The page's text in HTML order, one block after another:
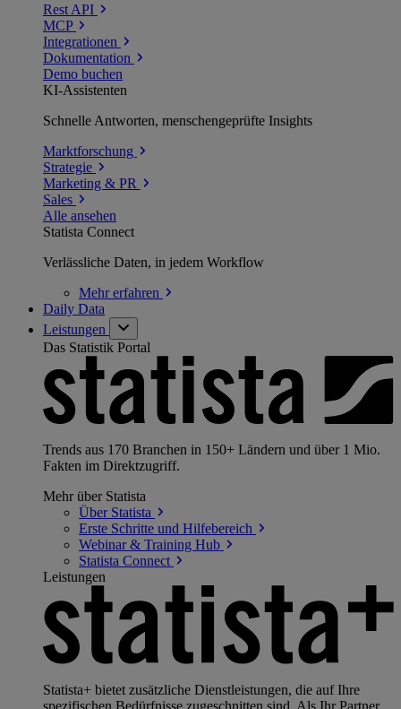
Rest API
MCP
Integrationen
Dokumentation
Demo buchen
KI-Assistenten
Schnelle Antworten, menschengeprüfte Insights
Marktforschung
Strategie
Marketing & PR
Sales
Alle ansehen
Statista Connect
Verlässliche Daten, in jedem Workflow
Mehrerfahren
Daily Data
Leistungen
Das Statistik Portal
Trends aus 170 Branchen in 150+ Ländern und über 1 Mio.
Fakten im Direktzugriff.
Mehr über Statista
Über Statista
Erste Schritte und Hilfebereich
Webinar & Training Hub
Statista Connect
Leistungen
Statista+ bietet zusätzliche Dienstleistungen, die auf Ihre
spezifischen Bedürfnisse zugeschnitten sind. Als Ihr Partner